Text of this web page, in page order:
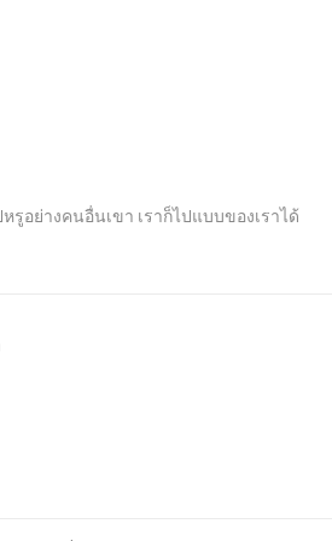
อย่างคนอื่นเขา เราก็ไปแบบของเราได้